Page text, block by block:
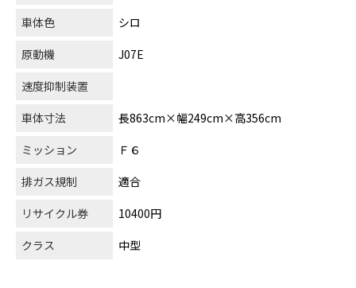
車体色
シロ
原動機
J07E
速度抑制装置
車体寸法
長863cm×幅249cm×高356cm
ミッション
Ｆ６
排ガス規制
適合
リサイクル券
10400円
クラス
中型